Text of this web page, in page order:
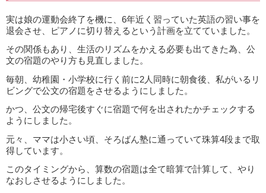
実は娘の運動会終了を機に、6年近く習っていた英語の習い事を
退会させ、ピアノに切り替えるという計画を立てていました。
その関係もあり、生活のリズムをかえる必要も出てきた為、公
文の宿題のやり方も見直しました。
毎朝、幼稚園・小学校に行く前に2人同時に朝食後、私がいるリ
ビングで公文の宿題をさせるようにしました。
かつ、公文の帰宅後すぐに宿題で何を出されたかチェックする
ようにしました。
元々、ママは小さい頃、そろばん塾に通っていて珠算4段まで取
得しています。
このタイミングから、算数の宿題は全て暗算で計算して、やり
なおしさせるようにしました。